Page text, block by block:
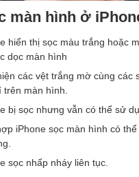
màn hình ở
hiển thị sọc màu trắng hoặc
dọc màn hình
các vệt trắng mờ cùng các
trên màn hình.
bị sọc nhưng vẫn có thể sử
iPhone sọc màn hình có thể
sọc nhấp nháy liên tục.